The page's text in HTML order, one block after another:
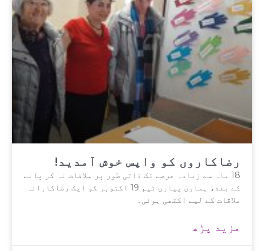
رضاکاروں کو واپس خوش آمدید!
18 ماہ سے زیادہ عرصے تک ذاتی طور پر ملاقات نہ کر پانے
کے بعد، ہماری پیاری ٹیم 19 اکتوبر کو ایک رضاکارانہ
ملاقات کے لیے اکٹھی ہوئی۔
مزید پڑھ